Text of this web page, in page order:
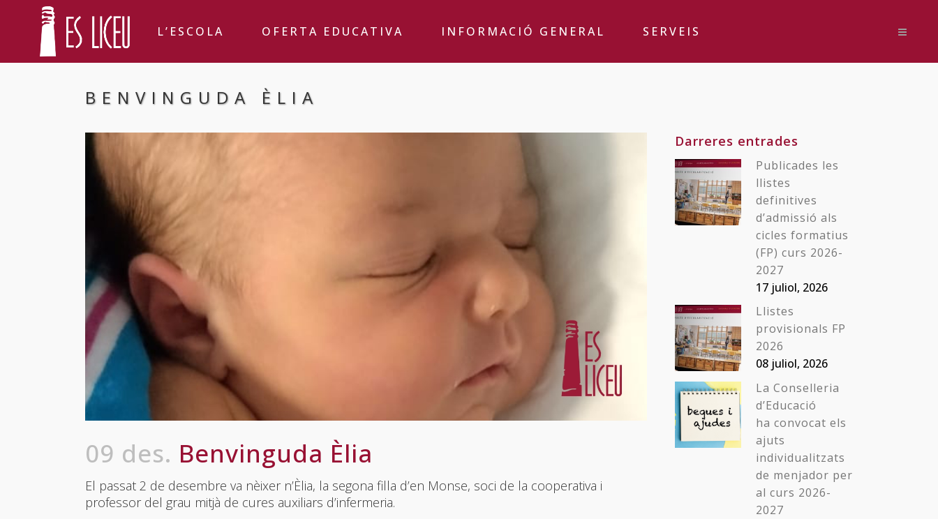
L’ESCOLA OFERTA EDUCATIVA INFORMACIÓ GENERAL SERVEIS
BENVINGUDA ÈLIA
09 des. Benvinguda Èlia
El passat 2 de desembre va nèixer n’Èlia, la segona filla d’en Monse, soci de la cooperativa i
professor del grau mitjà de cures auxiliars d’infermeria.
Darreres entrades
Publicades les
llistes
definitives
d’admissió als
cicles formatius
(FP) curs 2026-
2027
17 juliol, 2026
Llistes
provisionals FP
2026
08 juliol, 2026
La Conselleria
d’Educació
ha convocat els
ajuts
individualitzats
de menjador per
al curs 2026-
2027